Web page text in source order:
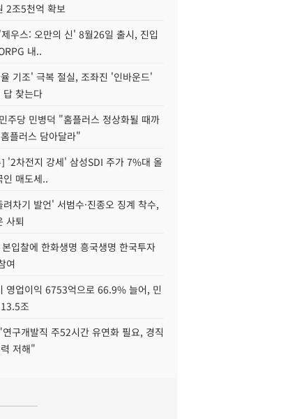
2조5천억 확보
우스: 오만의 신' 8월26일 출시, 진입
내..
기조' 극복 절실, 조좌진 '인바운드'
답 찾는다
주당 민병덕 "홈플러스 정상화될 때까
플러스 담아달라"
'2차전지 강세' 삼성SDI 주가 7%대 올
인 매도세..
차기 발언' 서범수·진종오 징계 착수,
사퇴
입찰에 한화생명 흥국생명 한국투자
여
영업이익 6753억으로 66.9% 늘어, 민
조
구개발직 주52시간 유연화 필요, 경직
저해"